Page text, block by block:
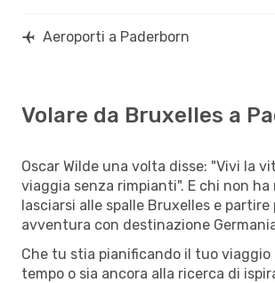
Aeroporti a Paderborn
Volare da Bruxelles a
Oscar Wilde una volta disse: "Vivi la
viaggia senza rimpianti". E chi non ha
lasciarsi alle spalle Bruxelles e partire
avventura con destinazione
Che tu stia pianificando il tuo viaggio
tempo o sia ancora alla ricerca di